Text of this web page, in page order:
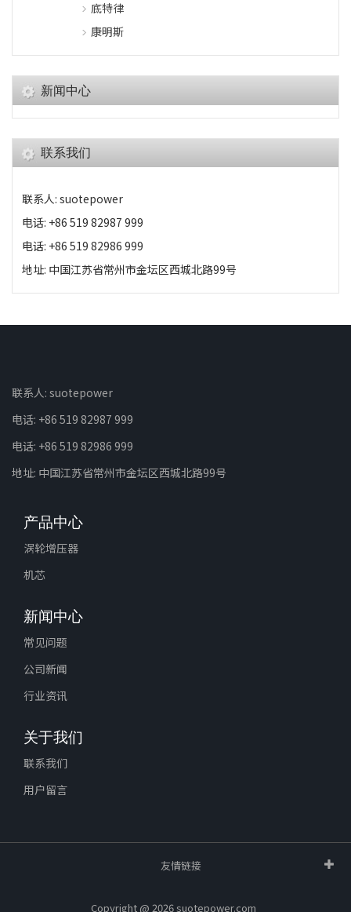
底特律
康明斯
新闻中心
联系我们
联系人: suotepower
电话: +86 519 82987 999
电话: +86 519 82986 999
地址: 中国江苏省常州市金坛区西城北路99号
联系人: suotepower
电话: +86 519 82987 999
电话: +86 519 82986 999
地址: 中国江苏省常州市金坛区西城北路99号
产品中心
涡轮增压器
机芯
新闻中心
常见问题
公司新闻
行业资讯
关于我们
联系我们
用户留言
友情链接
Copyright @ 2026 suotepower.com